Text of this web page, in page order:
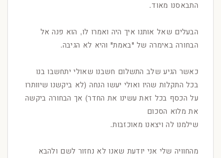
התבאסנו מאוד.
הבעלים שאל אותנו איך היה ואמרו לו, הוא פנה אל
הבחורה באימרה של "באמת" והיא לא הגיבה.
כאשר הגיע שלב התשלום חשבנו שאולי יתחשבו בנו
בכל התקלות שהיו ואולי יעשו הנחה (לא ביקשנו שיוותרו
על הכסף בכל זאת עשינו את החדר) אך הבחורה ביקשה
את מלוא הסכום
שילמנו לה ויצאנו מאוכזבות.
מהחוויה שלי אני יודעת שאנו לא נחזור לשם ולהבא